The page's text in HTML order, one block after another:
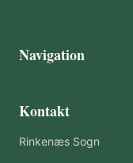
Navigation
Kontakt
Rinkenæs Sogn